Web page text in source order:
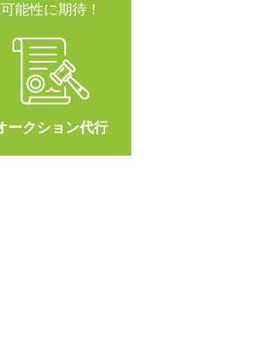
可能性に期待！
ークション代行